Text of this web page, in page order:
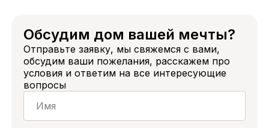
Обсудим дом вашей мечты?
Отправьте заявку, мы свяжемся с вами,
обсудим ваши пожелания, расскажем про
условия и ответим на все интересующие
вопросы
Мы в социальных сетях
Вконтакте
Телеграмм
😉Нельзяграмм
Дзен
Pinterest